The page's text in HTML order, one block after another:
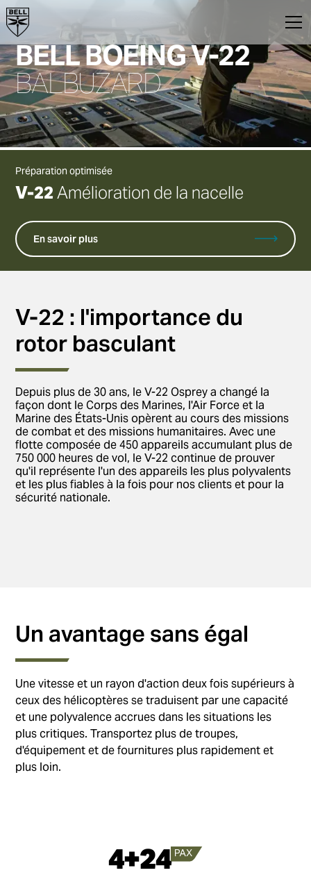
BELL BOEING V-22
BALBUZARD
Préparation optimisée
V-22 Amélioration de la nacelle
En savoir plus
V-22 : l'importance du
rotor basculant
Depuis plus de 30 ans, le V-22 Osprey a changé la
façon dont le Corps des Marines, l'Air Force et la
Marine des États-Unis opèrent au cours des missions
de combat et des missions humanitaires. Avec une
flotte composée de 450 appareils accumulant plus de
750 000 heures de vol, le V-22 continue de prouver
qu'il représente l'un des appareils les plus polyvalents
et les plus fiables à la fois pour nos clients et pour la
sécurité nationale.
Un avantage sans égal
Une vitesse et un rayon d'action deux fois supérieurs à
ceux des hélicoptères se traduisent par une capacité
et une polyvalence accrues dans les situations les
plus critiques. Transportez plus de troupes,
d'équipement et de fournitures plus rapidement et
plus loin.
4+24